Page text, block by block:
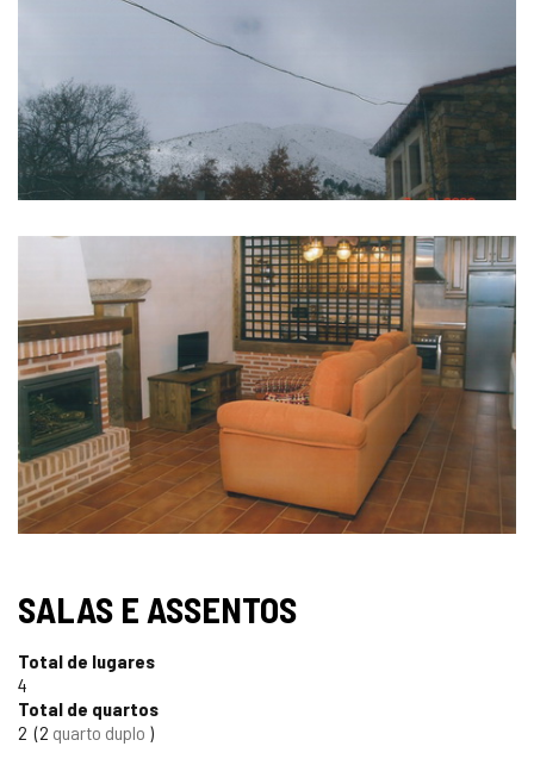
IMAGENS
SALAS E ASSENTOS
Total de lugares
4
Total de quartos
2 2 quarto duplo